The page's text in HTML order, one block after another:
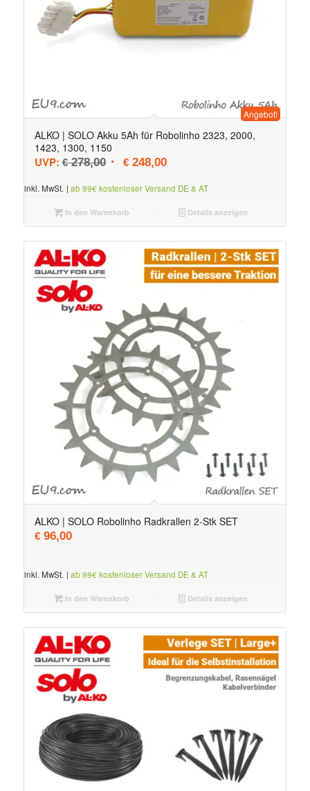
ALKO | SOLO Akku 5Ah für Robolinho 2323, 2000,
1423, 1300, 1150
UVP: €278,00 Ursprünglicher Preis war: € 278,00
€248,00Aktueller Preis ist: € 248,00.
Angebot!
inkl. MwSt. | ab 99€ kostenloser Versand DE & AT
In den Warenkorb Details anzeigen
ALKO | SOLO Robolinho Radkrallen 2-Stk SET
€96,00
inkl. MwSt. | ab 99€ kostenloser Versand DE & AT
In den Warenkorb Details anzeigen